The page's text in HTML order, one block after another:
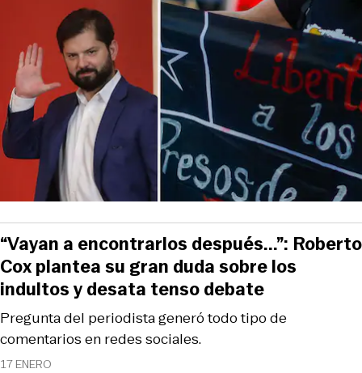
17 ENERO
Pregunta del periodista generó todo tipo de
comentarios en redes sociales.
“Vayan a encontrarlos después...”: Roberto
Cox plantea su gran duda sobre los
indultos y desata tenso debate